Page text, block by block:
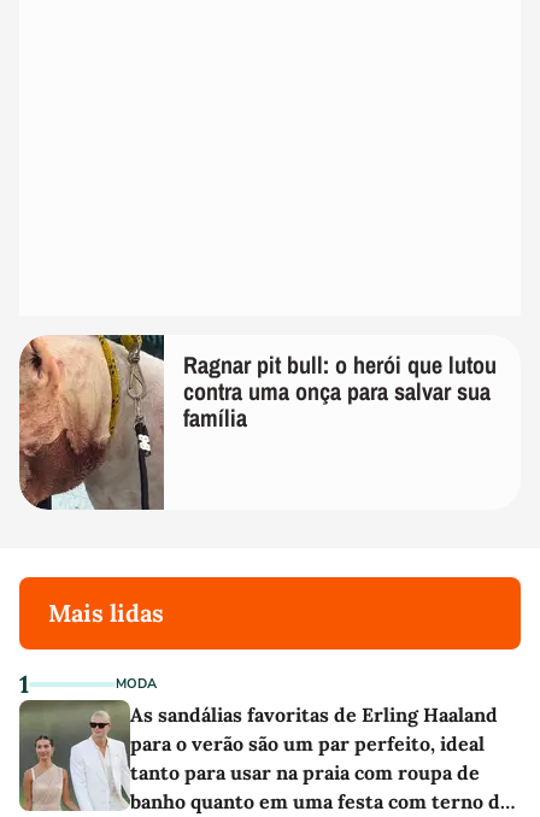
Ragnar pit bull: o herói que lutou
contra uma onça para salvar sua
família
Mais lidas
1 MODA
As sandálias favoritas de Erling Haaland
para o verão são um par perfeito, ideal
tanto para usar na praia com roupa de
banho quanto em uma festa com terno de